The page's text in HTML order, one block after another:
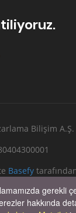
Bilişim A.Ş.
Basefy
gerekli
hakkında